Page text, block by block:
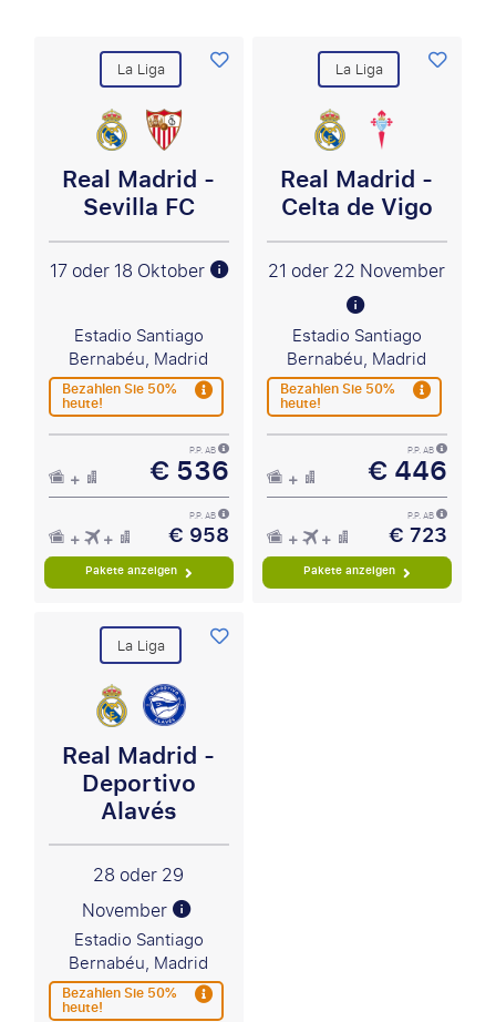
La Liga
Real Madrid -
Sevilla FC
17 oder 18 Oktober
Estadio Santiago
Bernabéu, Madrid
Bezahlen Sie 50%
heute!
P.P. AB
€ 536
P.P. AB
€ 958
Pakete anzeigen
La Liga
Real Madrid -
Celta de Vigo
21 oder 22 November
Estadio Santiago
Bernabéu, Madrid
Bezahlen Sie 50%
heute!
P.P. AB
€ 446
P.P. AB
€ 723
Pakete anzeigen
La Liga
Real Madrid -
Deportivo
Alavés
28 oder 29
November
Estadio Santiago
Bernabéu, Madrid
Bezahlen Sie 50%
heute!